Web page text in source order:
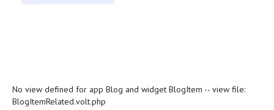
No view defined for app Blog and widget BlogItem -- view file:
BlogItemRelated.volt.php